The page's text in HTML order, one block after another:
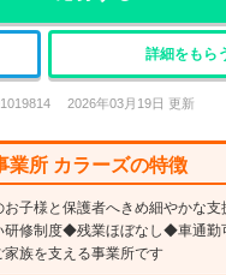
詳細をもら
2026年03月19日 更新
業所 カラーズの特徴
子様と保護者へきめ細やかな
研修制度◆残業ほぼなし◆車通
族を支える事業所です